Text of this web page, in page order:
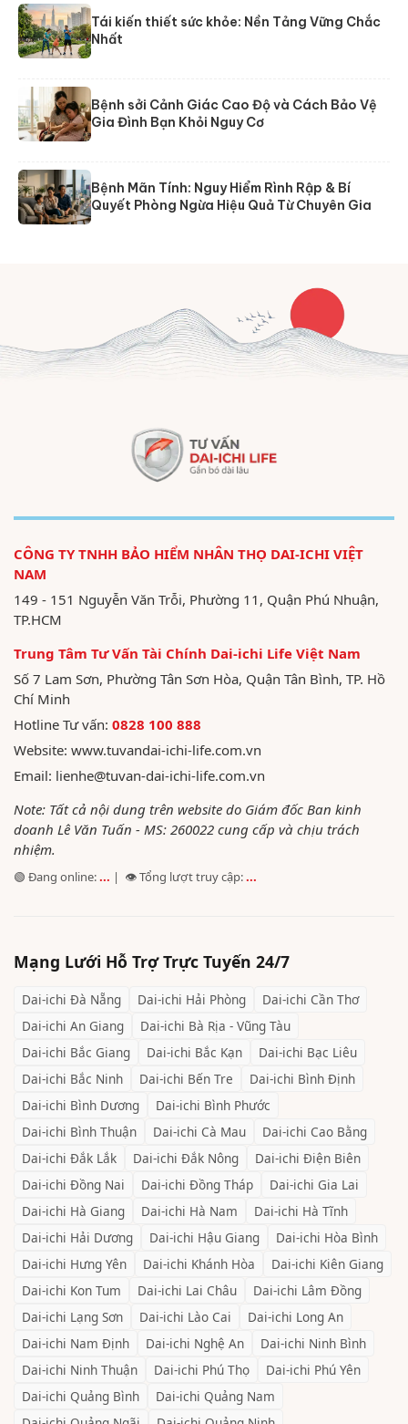
Tái kiến thiết sức khỏe: Nền Tảng Vững Chắc
Nhất
Bệnh sởi Cảnh Giác Cao Độ và Cách Bảo Vệ
Gia Đình Bạn Khỏi Nguy Cơ
Bệnh Mãn Tính: Nguy Hiểm Rình Rập & Bí
Quyết Phòng Ngừa Hiệu Quả Từ Chuyên Gia
CÔNG TY TNHH BẢO HIỂM NHÂN THỌ DAI-ICHI VIỆT
NAM
149 - 151 Nguyễn Văn Trỗi, Phường 11, Quận Phú Nhuận,
TP.HCM
Trung Tâm Tư Vấn Tài Chính Dai-ichi Life Việt Nam
Số 7 Lam Sơn, Phường Tân Sơn Hòa, Quận Tân Bình, TP. Hồ
Chí Minh
Hotline Tư vấn: 0828 100 888
Website: www.tuvandai-ichi-life.com.vn
Email: lienhe@tuvan-dai-ichi-life.com.vn
Note: Tất cả nội dung trên website do Giám đốc Ban kinh
doanh Lê Văn Tuấn - MS: 260022 cung cấp và chịu trách
nhiệm.
🟢 Đang online:... | 👁️ Tổng lượt truy cập:...
Mạng Lưới Hỗ Trợ Trực Tuyến 24/7
Dai-ichi Đà Nẵng Dai-ichi Hải Phòng Dai-ichi Cần Thơ
Dai-ichi An Giang Dai-ichi Bà Rịa - Vũng Tàu
Dai-ichi Bắc Giang Dai-ichi Bắc Kạn Dai-ichi Bạc Liêu
Dai-ichi Bắc Ninh Dai-ichi Bến Tre Dai-ichi Bình Định
Dai-ichi Bình Dương Dai-ichi Bình Phước
Dai-ichi Bình Thuận Dai-ichi Cà Mau Dai-ichi Cao Bằng
Dai-ichi Đắk Lắk Dai-ichi Đắk Nông Dai-ichi Điện Biên
Dai-ichi Đồng Nai Dai-ichi Đồng Tháp Dai-ichi Gia Lai
Dai-ichi Hà Giang Dai-ichi Hà Nam Dai-ichi Hà Tĩnh
Dai-ichi Hải Dương Dai-ichi Hậu Giang Dai-ichi Hòa Bình
Dai-ichi Hưng Yên Dai-ichi Khánh Hòa Dai-ichi Kiên Giang
Dai-ichi Kon Tum Dai-ichi Lai Châu Dai-ichi Lâm Đồng
Dai-ichi Lạng Sơn Dai-ichi Lào Cai Dai-ichi Long An
Dai-ichi Nam Định Dai-ichi Nghệ An Dai-ichi Ninh Bình
Dai-ichi Ninh Thuận Dai-ichi Phú Thọ Dai-ichi Phú Yên
Dai-ichi Quảng Bình Dai-ichi Quảng Nam